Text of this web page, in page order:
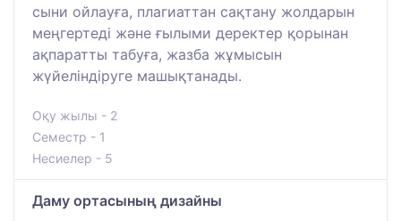
сыни ойлауға, плагиаттан сақтану жолдарын
меңгертеді және ғылыми деректер қорынан
ақпаратты табуға, жазба жұмысын
жүйеліндіруге машықтанады.
Оқу жылы - 2
Семестр - 1
Несиелер - 5
Даму ортасының дизайны